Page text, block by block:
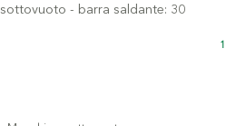
- barra saldante: 30
1